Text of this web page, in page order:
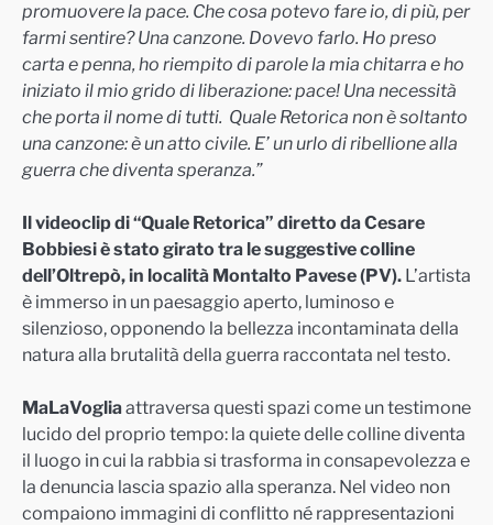
promuovere la pace. Che cosa potevo fare io, di più, per
farmi sentire? Una canzone. Dovevo farlo. Ho preso
carta e penna, ho riempito di parole la mia chitarra e ho
iniziato il mio grido di liberazione: pace! Una necessità
che porta il nome di tutti. Quale Retorica non è soltanto
una canzone: è un atto civile. E’ un urlo di ribellione alla
guerra che diventa speranza.”
Il videoclip di “Quale Retorica” diretto da Cesare
Bobbiesi è stato girato tra le suggestive colline
dell’Oltrepò, in località Montalto Pavese (PV). L’artista
è immerso in un paesaggio aperto, luminoso e
silenzioso, opponendo la bellezza incontaminata della
natura alla brutalità della guerra raccontata nel testo.
MaLaVogliaattraversa questi spazi come un testimone
lucido del proprio tempo: la quiete delle colline diventa
il luogo in cui la rabbia si trasforma in consapevolezza e
la denuncia lascia spazio alla speranza. Nel video non
compaiono immagini di conflitto né rappresentazioni